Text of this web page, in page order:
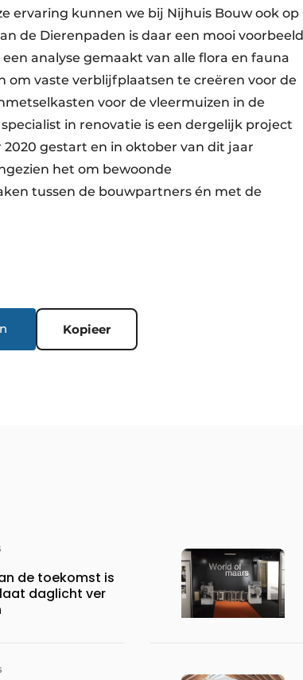
ervaring kunnen we bij Nijhuis Bouw ook op
de Dierenpaden is daar een mooi voorbeeld
analyse gemaakt van alle flora en fauna
om vaste verblijfplaatsen te creëren voor de
voor de vleermuizen in de
in renovatie is een dergelijk project
gestart en in oktober van dit jaar
het om bewoonde
tussen de bouwpartners én met de
Kopieer
de toekomst is
daglicht ver